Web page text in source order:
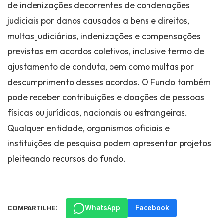
de indenizações decorrentes de condenações
judiciais por danos causados a bens e direitos,
multas judiciárias, indenizações e compensações
previstas em acordos coletivos, inclusive termo de
ajustamento de conduta, bem como multas por
descumprimento desses acordos. O Fundo também
pode receber contribuições e doações de pessoas
físicas ou jurídicas, nacionais ou estrangeiras.
Qualquer entidade, organismos oficiais e
instituições de pesquisa podem apresentar projetos
pleiteando recursos do fundo.
COMPARTILHE: WhatsApp Facebook